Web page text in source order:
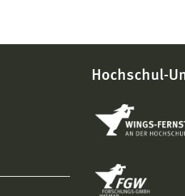
Hochschul-